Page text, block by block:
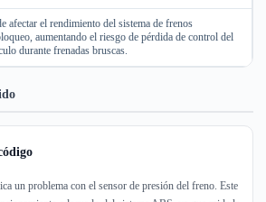
afectar el rendimiento del sistema de frenos
aumentando el riesgo de pérdida de control del
durante frenadas bruscas.
un problema con el sensor de presión del freno. Este